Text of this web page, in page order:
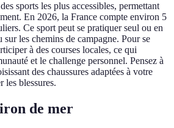
sports les plus accessibles, permettant
En 2026, la France compte environ 5
Ce sport peut se pratiquer seul ou en
sur les chemins de campagne. Pour se
à des courses locales, ce qui
et le challenge personnel. Pensez à
des chaussures adaptées à votre
les blessures.
de mer